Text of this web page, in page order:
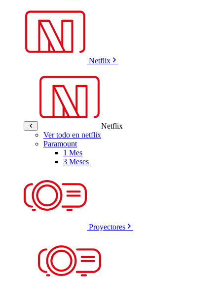
Netflix
Netflix
Ver todo en netflix
Paramount
1 Mes
3 Meses
Proyectores